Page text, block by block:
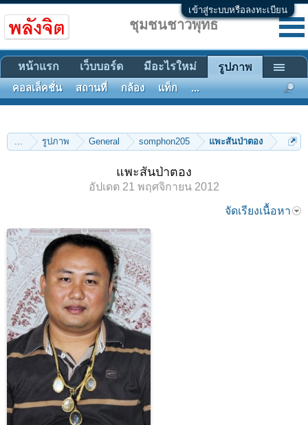
เข้าสู่ระบบหรือลงทะเบียน
... รูปภาพ General somphon205 แพะสันป่าตอง
แพะสันป่าตอง
อัปเดต 21 พฤศจิกายน 2012
จัดเรียงเนื้อหา
ชุมชนชาวพุทธ
หน้าแรก เว็บบอร์ด มีอะไรใหม่ รูปภาพ
คอลเล็คชั่น สถานที่ กล้อง แท็ก ...